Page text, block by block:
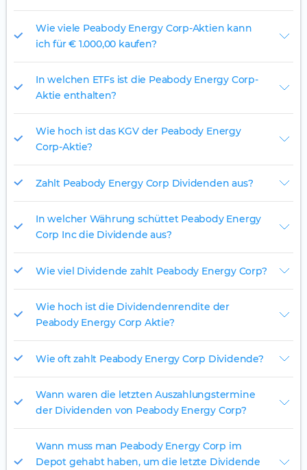
Wie viele Peabody Energy Corp-Aktien kann
ich für € 1.000,00 kaufen?
In welchen ETFs ist die Peabody Energy Corp-
Aktie enthalten?
Wie hoch ist das KGV der Peabody Energy
Corp-Aktie?
Zahlt Peabody Energy Corp Dividenden aus?
In welcher Währung schüttet Peabody Energy
Corp Inc die Dividende aus?
Wie viel Dividende zahlt Peabody Energy Corp?
Wie hoch ist die Dividendenrendite der
Peabody Energy Corp Aktie?
Wie oft zahlt Peabody Energy Corp Dividende?
Wann waren die letzten Auszahlungstermine
der Dividenden von Peabody Energy Corp?
Wann muss man Peabody Energy Corp im
Depot gehabt haben, um die letzte Dividende